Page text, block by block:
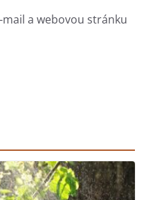
a webovou stránku